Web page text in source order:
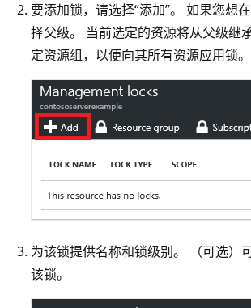
要添加锁，请选择“添加”。 如果您想
择父级。 当前选定的资源将从父级继
定资源组，以便向其所有资源应用锁。
为该锁提供名称和锁级别。 （可选）
该锁。